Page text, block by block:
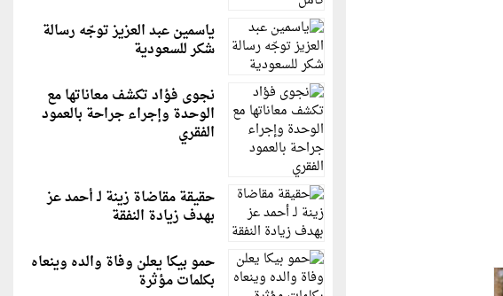
ياسمين عبد العزيز توجّه رسالة
شكر للسعودية
نجوى فؤاد تكشف معاناتها مع
الوحدة وإجراء جراحة بالعمود
الفقري
حقيقة مقاضاة زينة لـ أحمد عز
بهدف زيادة النفقة
حمو بيكا يعلن وفاة والده وينعاه
بكلمات مؤثرة